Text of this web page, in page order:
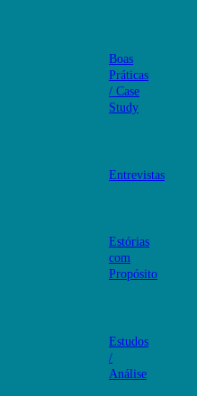
Boas
Práticas
/ Case
Study
Entrevistas
Estórias
com
Propósito
Estudos
/
Análise